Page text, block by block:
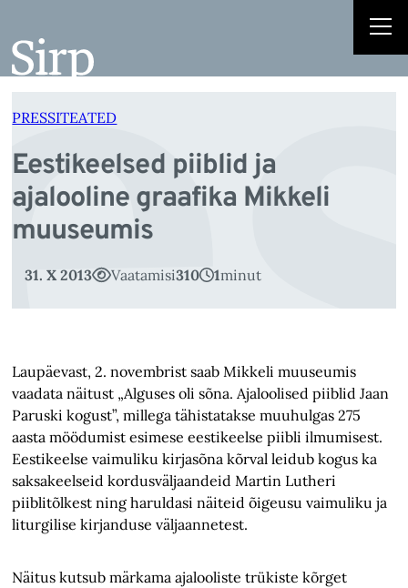
juurde
PRESSITEATED
Eestikeelsed piiblid ja
ajalooline graafika Mikkeli
muuseumis
31. X 2013 Vaatamisi310 1minut
Laupäevast, 2. novembrist saab Mikkeli muuseumis
vaadata näitust „Alguses oli sõna. Ajaloolised piiblid Jaan
Paruski kogust”, millega tähistatakse muuhulgas 275
aasta möödumist esimese eestikeelse piibli ilmumisest.
Eestikeelse vaimuliku kirjasõna kõrval leidub kogus ka
saksakeelseid kordusväljaandeid Martin Lutheri
piiblitõlkest ning haruldasi näiteid õigeusu vaimuliku ja
liturgilise kirjanduse väljaannetest.
Näitus kutsub märkama ajalooliste trükiste kõrget